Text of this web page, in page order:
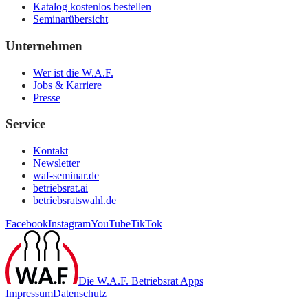
Katalog kostenlos bestellen
Seminarübersicht
Unternehmen
Wer ist die W.A.F.
Jobs & Karriere
Presse
Service
Kontakt
Newsletter
waf-seminar.de
betriebsrat.ai
betriebsratswahl.de
FacebookInstagramYouTubeTikTok
Die W.A.F. Betriebsrat Apps
ImpressumDatenschutz